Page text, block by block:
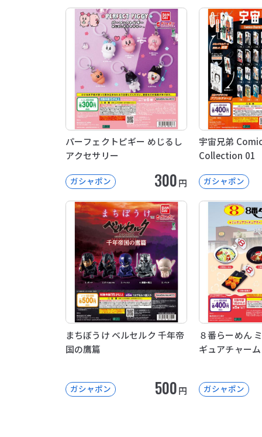
パーフェクトピギー めじるし
アクセサリー
ガシャポン 300円
宇宙兄弟
Collection 01
ガシャポン
まちぼうけ ベルセルク 千年帝
国の鷹篇
ガシャポン 500円
８番らーめん
ギュアチャー
ガシャポン